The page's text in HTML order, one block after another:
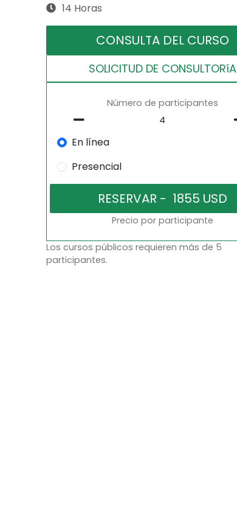
14 Horas
CONSULTA DEL CURSO
SOLICITUD DE CONSULTORíA
Número de participantes
En línea
Presencial
Precio por participante
Los cursos públicos requieren más de 5
participantes.